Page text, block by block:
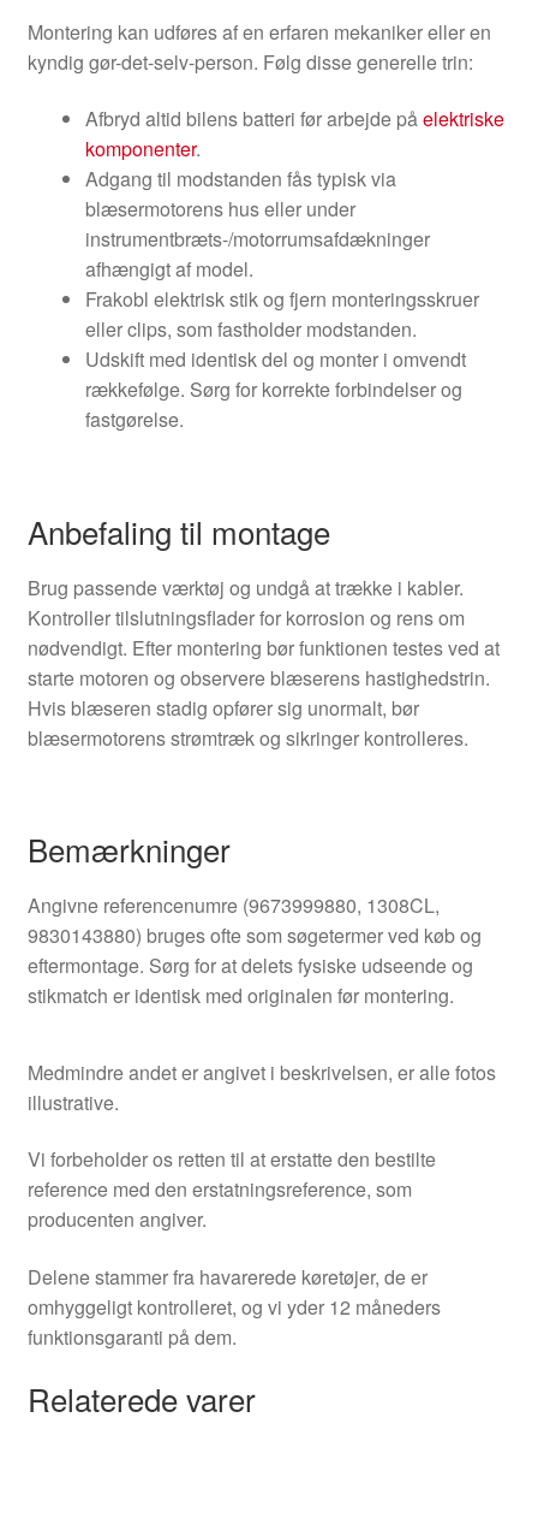
Montering kan udføres af en erfaren mekaniker eller en
kyndig gør-det-selv-person. Følg disse generelle trin:
Afbryd altid bilens batteri før arbejde påelektriske
komponenter.
Adgang til modstanden fås typisk via
blæsermotorens hus eller under
instrumentbræts-/motorrumsafdækninger
afhængigt af model.
Frakobl elektrisk stik og fjern monteringsskruer
eller clips, som fastholder modstanden.
Udskift med identisk del og monter i omvendt
rækkefølge. Sørg for korrekte forbindelser og
fastgørelse.
Anbefaling til montage
Brug passende værktøj og undgå at trække i kabler.
Kontroller tilslutningsflader for korrosion og rens om
nødvendigt. Efter montering bør funktionen testes ved at
starte motoren og observere blæserens hastighedstrin.
Hvis blæseren stadig opfører sig unormalt, bør
blæsermotorens strømtræk og sikringer kontrolleres.
Bemærkninger
Angivne referencenumre (9673999880, 1308CL,
9830143880) bruges ofte som søgetermer ved køb og
eftermontage. Sørg for at delets fysiske udseende og
stikmatch er identisk med originalen før montering.
Medmindre andet er angivet i beskrivelsen, er alle fotos
illustrative.
Vi forbeholder os retten til at erstatte den bestilte
reference med den erstatningsreference, som
producenten angiver.
Delene stammer fra havarerede køretøjer, de er
omhyggeligt kontrolleret, og vi yder 12 måneders
funktionsgaranti på dem.
Relaterede varer